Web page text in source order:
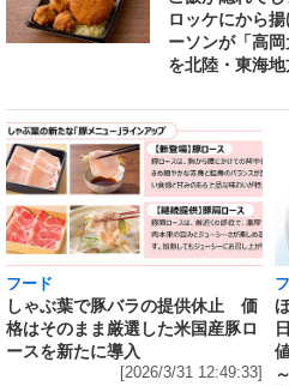
ロッケにから
ーソンが「高岡
を北陸・東海
フード
しゃぶ葉で豚バラの提供休止 価
格はそのまま厳選した米国産豚ロ
ースを新たに導入
[2026/3/31 12:49:33]